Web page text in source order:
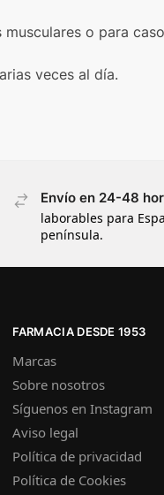
musculares o para
veces al día.
Envío en 24-48
laborables para
península.
FARMACIA DESDE 1953
Marcas
Sobre nosotros
Síguenos en Instagram
Aviso legal
Política de privacidad
Política de Cookies